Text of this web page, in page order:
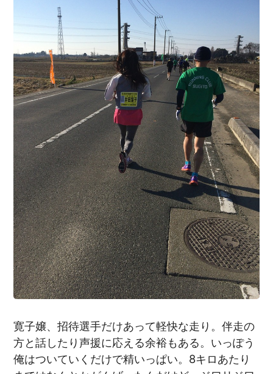
寛子嬢、招待選手だけあって軽快な走り。伴走の
方と話したり声援に応える余裕もある。いっぽう
俺はついていくだけで精いっぱい。8キロあたり